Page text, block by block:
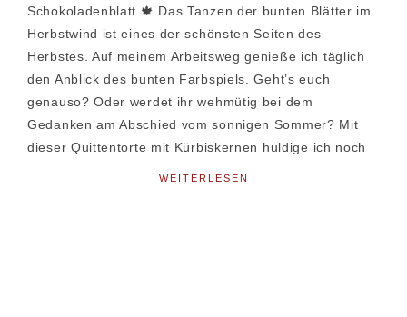
Schokoladenblatt 🍁 Das Tanzen der bunten Blätter im
Herbstwind ist eines der schönsten Seiten des
Herbstes. Auf meinem Arbeitsweg genieße ich täglich
den Anblick des bunten Farbspiels. Geht’s euch
genauso? Oder werdet ihr wehmütig bei dem
Gedanken am Abschied vom sonnigen Sommer? Mit
dieser Quittentorte mit Kürbiskernen huldige ich noch
WEITERLESEN